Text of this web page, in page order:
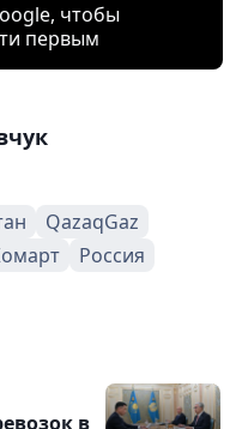
чтобы
первым
QazaqGaz
Россия
в